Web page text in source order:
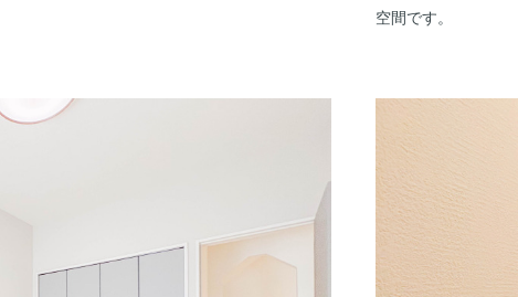
空間です。